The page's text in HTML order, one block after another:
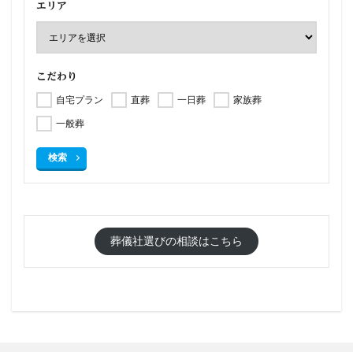
エリア
こだわり
自宅プラン 直葬 一日葬
家族葬
一般葬
検索
葬儀社選びの相談はこちら